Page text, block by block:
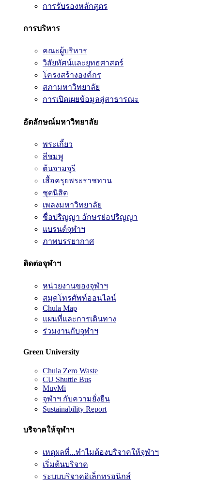
การรับรองหลักสูตร
การบริหาร
คณะผู้บริหาร
วิสัยทัศน์และยุทธศาสตร์
โครงสร้างองค์กร
สภามหาวิทยาลัย
การเปิดเผยข้อมูลสู่สาธารณะ
อัตลักษณ์มหาวิทยาลัย
พระเกี้ยว
สีชมพู
ต้นจามจุรี
เสื้อครุยพระราชทาน
ชุดนิสิต
เพลงมหาวิทยาลัย
ชื่อปริญญา อักษรย่อปริญญา
แบรนด์จุฬาฯ
ภาพบรรยากาศ
ติดต่อจุฬาฯ
หน่วยงานของจุฬาฯ
สมุดโทรศัพท์ออนไลน์
Chula Map
แผนที่และการเดินทาง
ร่วมงานกับจุฬาฯ
Green University
Chula Zero Waste
CU Shuttle Bus
MuvMi
จุฬาฯ กับความยั่งยืน
Sustainability Report
บริจาคให้จุฬาฯ
เหตุผลที่...ทำไมต้องบริจาคให้จุฬาฯ
เริ่มต้นบริจาค
ระบบบริจาคอิเล็กทรอนิกส์